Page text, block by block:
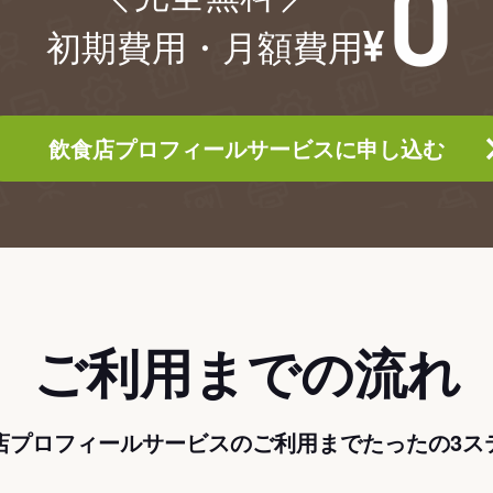
初期費用・月額費用
飲食店プロフィールサービスに申し込む
ご利用までの流れ
プロフィールサービスのご利用までたったの3ス